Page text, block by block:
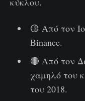
🟡 Από τον
Binance.
🔴 Από τον
χαμηλό του
του 2018.